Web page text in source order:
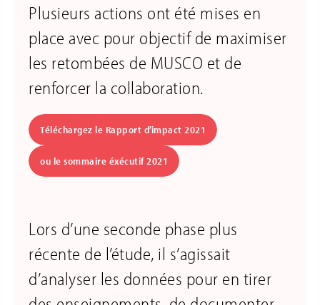
Plusieurs actions ont été mises en
place avec pour objectif de maximiser
les retombées de MUSCO et de
renforcer la collaboration.
Téléchargez le Rapport d’impact 2021
ou le sommaire éxécutif 2021
Lors d’une seconde phase plus
récente de l’étude, il s’agissait
d’analyser les données pour en tirer